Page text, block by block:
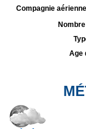
Compagnie
Age